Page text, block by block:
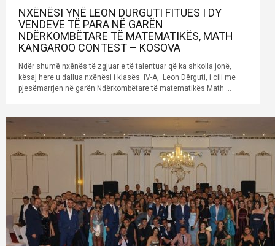
NXËNËSI YNË LEON DURGUTI FITUES I DY
VENDEVE TË PARA NË GARËN
NDËRKOMBËTARE TË MATEMATIKËS, MATH
KANGAROO CONTEST – KOSOVA
Ndër shumë nxënës të zgjuar e të talentuar që ka shkolla jonë,
kësaj here u dallua nxënësi i klasës IV-A, Leon Dërguti, i cili me
pjesëmarrjen në garën Ndërkombëtare të matematikës Math ...